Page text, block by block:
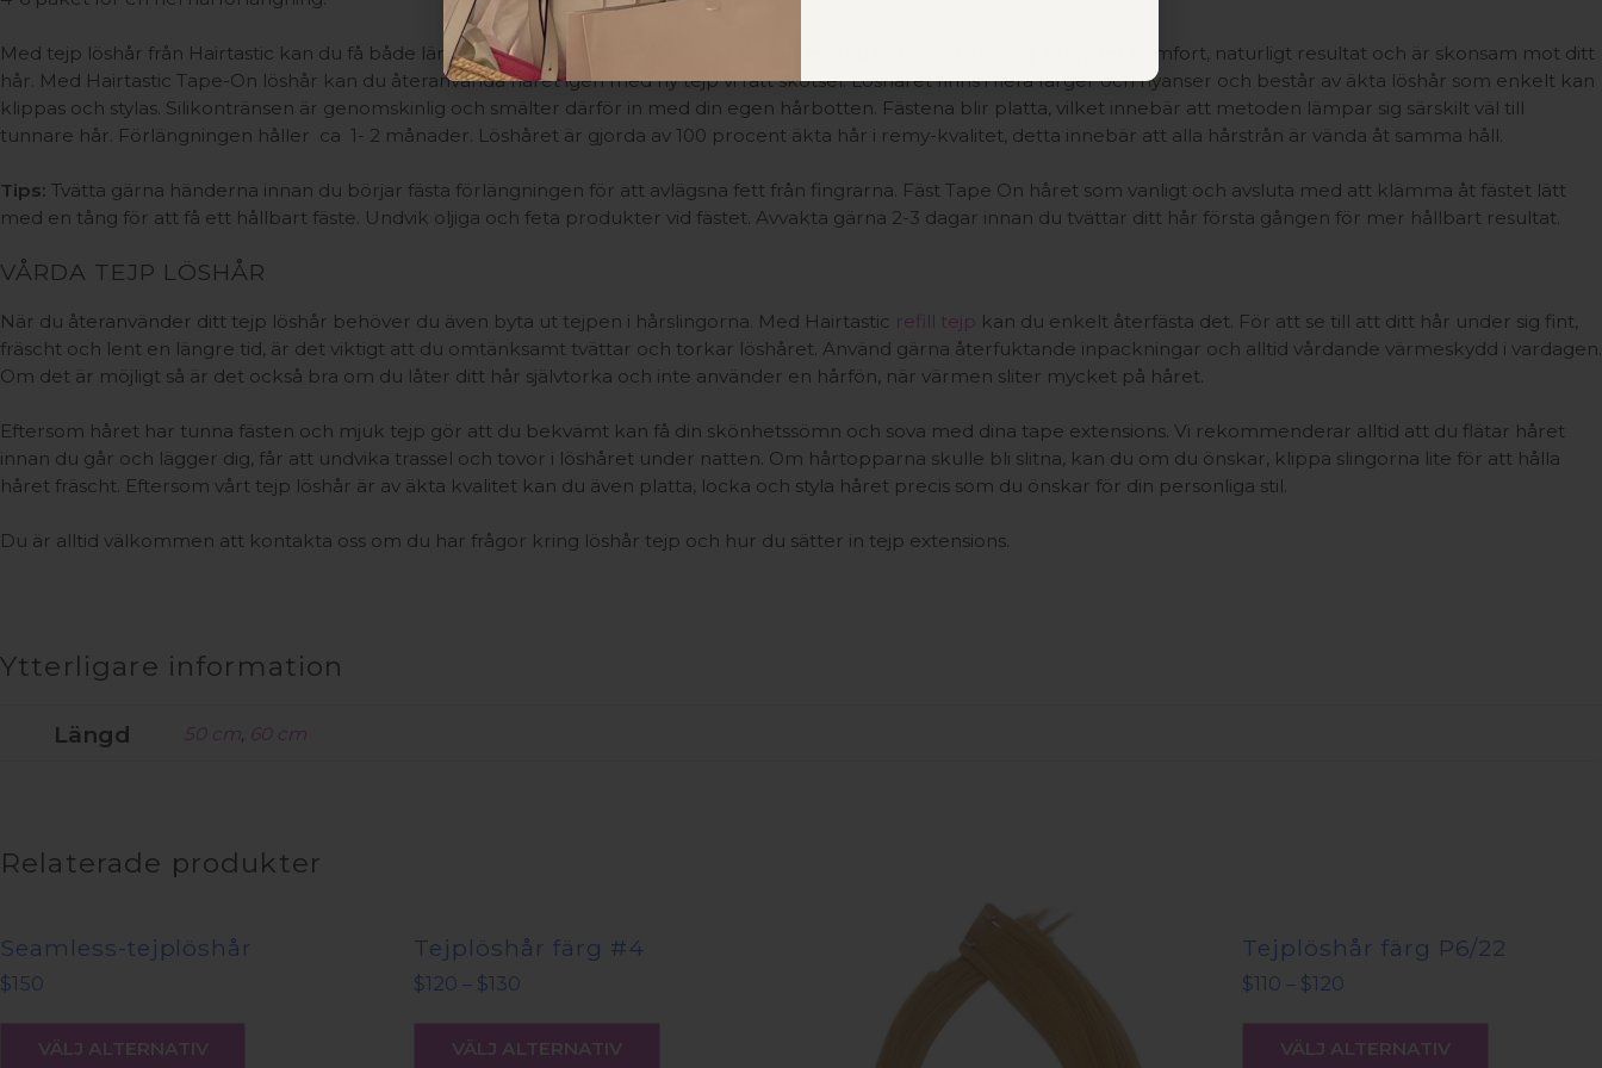
Med tejp löshår från Hairtastic kan du få både längre och fylligare hår på kort tid. Denna metod av hårförlängning erbjuder komfort, naturligt resultat och är skonsam mot ditt
hår. Med Hairtastic Tape-On löshår kan du återanvända håret igen med ny tejp vi rätt skötsel. Löshåret finns i flera färger och nyanser och består av äkta löshår som enkelt kan
klippas och stylas. Silikontränsen är genomskinlig och smälter därför in med din egen hårbotten. Fästena blir platta, vilket innebär att metoden lämpar sig särskilt väl till
tunnare hår. Förlängningen håller ca 1- 2 månader. Löshåret är gjorda av 100 procent äkta hår i remy-kvalitet, detta innebär att alla hårstrån är vända åt samma håll.
Tips: Tvätta gärna händerna innan du börjar fästa förlängningen för att avlägsna fett från fingrarna. Fäst Tape On håret som vanligt och avsluta med att klämma åt fästet lätt
med en tång för att få ett hållbart fäste. Undvik oljiga och feta produkter vid fästet. Avvakta gärna 2-3 dagar innan du tvättar ditt hår första gången för mer hållbart resultat.
VÅRDA TEJP LÖSHÅR
När du återanvänder ditt tejp löshår behöver du även byta ut tejpen i hårslingorna. Med Hairtastic refill tejp kan du enkelt återfästa det. För att se till att ditt hår under sig fint,
fräscht och lent en längre tid, är det viktigt att du omtänksamt tvättar och torkar löshåret. Använd gärna återfuktande inpackningar och alltid vårdande värmeskydd i vardagen.
Om det är möjligt så är det också bra om du låter ditt hår självtorka och inte använder en hårfön, när värmen sliter mycket på håret.
Eftersom håret har tunna fästen och mjuk tejp gör att du bekvämt kan få din skönhetssömn och sova med dina tape extensions. Vi rekommenderar alltid att du flätar håret
innan du går och lägger dig, får att undvika trassel och tovor i löshåret under natten. Om hårtopparna skulle bli slitna, kan du om du önskar, klippa slingorna lite för att hålla
håret fräscht. Eftersom vårt tejp löshår är av äkta kvalitet kan du även platta, locka och styla håret precis som du önskar för din personliga stil.
Du är alltid välkommen att kontakta oss om du har frågor kring löshår tejp och hur du sätter in tejp extensions.
Ytterligare information
Längd 50 cm, 60 cm
Relaterade produkter
Seamless-tejplöshår
$150
VÄLJ ALTERNATIV
Tejplöshår färg #4
$120 – $130
till
$130
VÄLJ ALTERNATIV
Tejplöshår färg P6/22
$110 – $120
till
$120
VÄLJ ALTERNATIV